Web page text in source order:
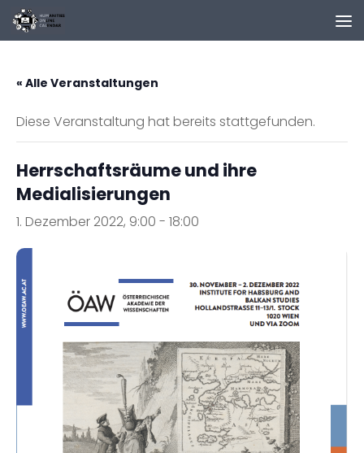
Zum Inhalt springen
« Alle Veranstaltungen
Diese Veranstaltung hat bereits stattgefunden.
Herrschaftsräume und ihre
Medialisierungen
1. Dezember 2022, 9:00 - 18:00